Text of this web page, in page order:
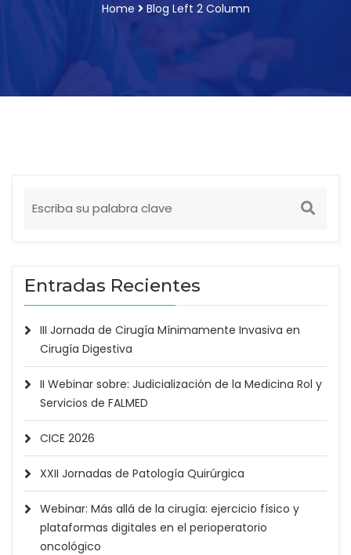
Home Blog Left 2 Column
Entradas Recientes
III Jornada de Cirugía Mínimamente Invasiva en
Cirugía Digestiva
II Webinar sobre: Judicialización de la Medicina Rol y
Servicios de FALMED
CICE 2026
XXII Jornadas de Patología Quirúrgica
Webinar: Más allá de la cirugía: ejercicio físico y
plataformas digitales en el perioperatorio
oncológico